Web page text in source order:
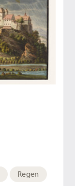
Regen